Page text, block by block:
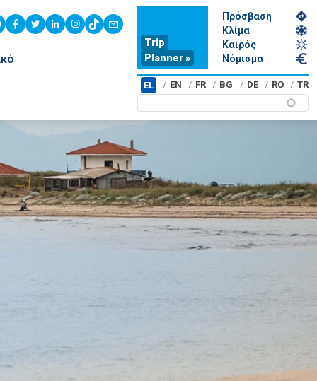
youtubefacebook
twitterlinkedininstagram
tiktokcontact
Trip
Planner »
Πρόσβαση
Κλίμα
Καιρός
Νόμισμα
EL EN FR BG DE RO TR